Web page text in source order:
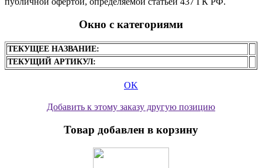
Окно с категориями
ТЕКУЩЕЕ НАЗВАНИЕ:
ТЕКУЩИЙ АРТИКУЛ:
OK
Добавить к этому заказу другую позицию
Товар добавлен в корзину